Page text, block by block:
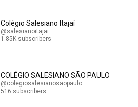
Colégio Salesiano Itajaí
@salesianoitajai
1.85K subscribers
COLÉGIO SALESIANO SÃO PAULO
@colegiosalesianosaopaulo
516 subscribers